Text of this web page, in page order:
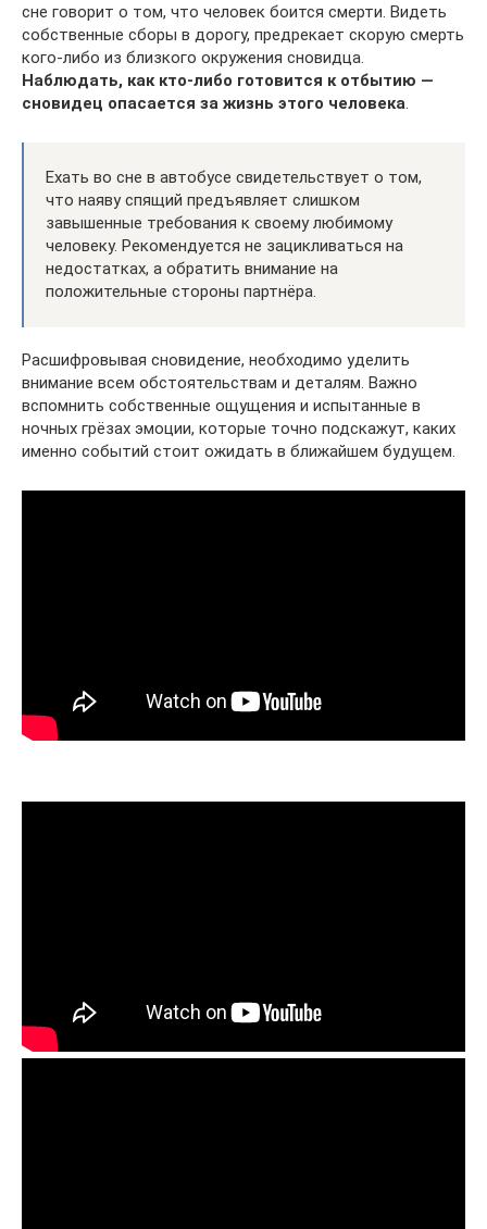
сне говорит о том, что человек боится смерти. Видеть
собственные сборы в дорогу, предрекает скорую смерть
кого-либо из близкого окружения сновидца.
Наблюдать, как кто-либо готовится к отбытию —
сновидец опасается за жизнь этого человека.
Ехать во сне в автобусе свидетельствует о том,
что наяву спящий предъявляет слишком
завышенные требования к своему любимому
человеку. Рекомендуется не зацикливаться на
недостатках, а обратить внимание на
положительные стороны партнёра.
Расшифровывая сновидение, необходимо уделить
внимание всем обстоятельствам и деталям. Важно
вспомнить собственные ощущения и испытанные в
ночных грёзах эмоции, которые точно подскажут, каких
именно событий стоит ожидать в ближайшем будущем.